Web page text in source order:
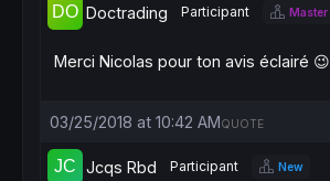
Doctrading Participant Master
Merci Nicolas pour ton avis éclairé 😉
03/25/2018 at 10:42 AMQUOTE
Jcqs Rbd Participant New